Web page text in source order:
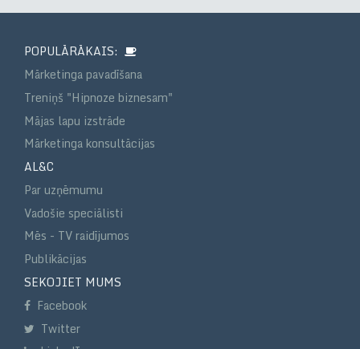
POPULĀRĀKAIS:
Mārketinga pavadīšana
Treniņš "Hipnoze biznesam"
Mājas lapu izstrāde
Mārketinga konsultācijas
AL&C
Par uzņēmumu
Vadošie speciālisti
Mēs - TV raidījumos
Publikācijas
SEKOJIET MUMS
Facebook
Twitter